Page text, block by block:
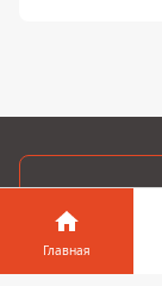
Мир
Главная